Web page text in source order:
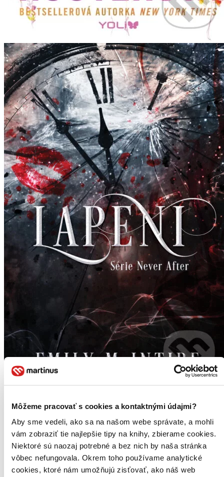
Môžeme pracovať s cookies a kontaktnými údajmi?
Aby sme vedeli, ako sa na našom webe správate, a mohli
vám zobraziť tie najlepšie tipy na knihy, zbierame cookies.
Niektoré sú naozaj potrebné a bez nich by naša stránka
vôbec nefungovala. Okrem toho používame analytické
cookies, ktoré nám umožňujú zisťovať, ako náš web